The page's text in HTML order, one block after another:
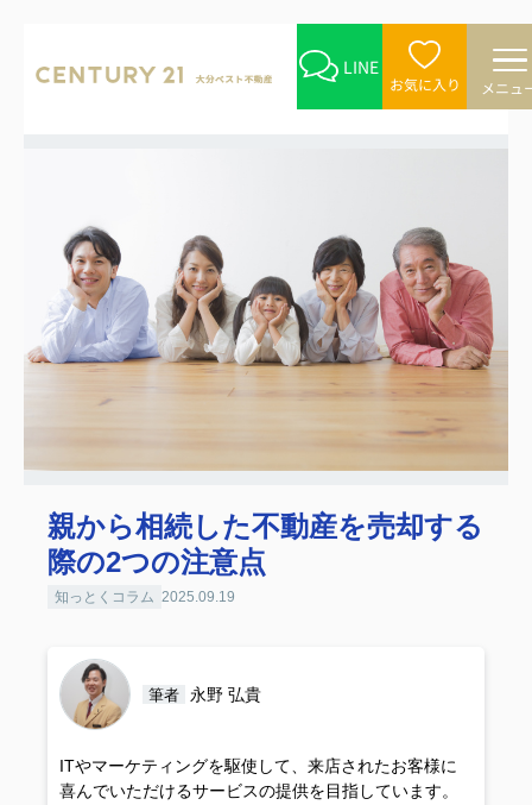
LINE
お気に入り メニュ
親から相続した不動産を売却する
際の2つの注意点
知っとくコラム 2025.09.19
筆者 永野 弘貴
ITやマーケティングを駆使して、来店されたお客様に
喜んでいただけるサービスの提供を目指しています。